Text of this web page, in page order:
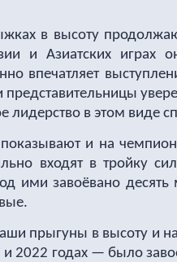
в высоту
и Азиатских играх
впечатляет
представительницы
лидерство в этом виде
и на
входят в тройку
ими завоёвано
прыгуны в высоту и
и 2022 годах — было